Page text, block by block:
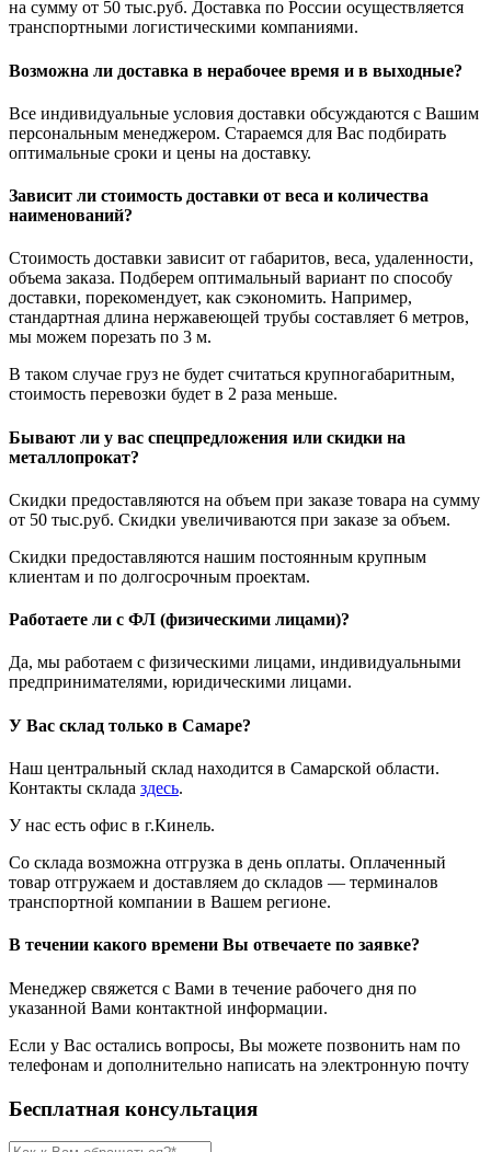
на сумму от 50 тыс.руб. Доставка по России осуществляется
транспортными логистическими компаниями.
Возможна ли доставка в нерабочее время и в выходные?
Все индивидуальные условия доставки обсуждаются с Вашим
персональным менеджером. Стараемся для Вас подбирать
оптимальные сроки и цены на доставку.
Зависит ли стоимость доставки от веса и количества
наименований?
Стоимость доставки зависит от габаритов, веса, удаленности,
объема заказа. Подберем оптимальный вариант по способу
доставки, порекомендует, как сэкономить. Например,
стандартная длина нержавеющей трубы составляет 6 метров,
мы можем порезать по 3 м.
В таком случае груз не будет считаться крупногабаритным,
стоимость перевозки будет в 2 раза меньше.
Бывают ли у вас спецпредложения или скидки на
металлопрокат?
Скидки предоставляются на объем при заказе товара на сумму
от 50 тыс.руб. Скидки увеличиваются при заказе за объем.
Скидки предоставляются нашим постоянным крупным
клиентам и по долгосрочным проектам.
Работаете ли с ФЛ (физическими лицами)?
Да, мы работаем с физическими лицами, индивидуальными
предпринимателями, юридическими лицами.
У Вас склад только в Самаре?
Наш центральный склад находится в Самарской области.
Контакты склада здесь.
У нас есть офис в г.Кинель.
Со склада возможна отгрузка в день оплаты. Оплаченный
товар отгружаем и доставляем до складов — терминалов
транспортной компании в Вашем регионе.
В течении какого времени Вы отвечаете по заявке?
Менеджер свяжется с Вами в течение рабочего дня по
указанной Вами контактной информации.
Если у Вас остались вопросы, Вы можете позвонить нам по
телефонам и дополнительно написать на электронную почту
Бесплатная консультация